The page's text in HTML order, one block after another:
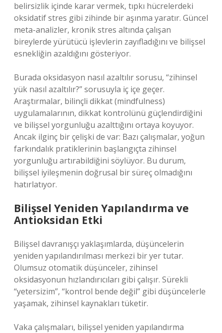
belirsizlik içinde karar vermek, tıpkı hücrelerdeki
oksidatif stres gibi zihinde bir aşınma yaratır. Güncel
meta-analizler, kronik stres altında çalışan
bireylerde yürütücü işlevlerin zayıfladığını ve bilişsel
esnekliğin azaldığını gösteriyor.
Burada oksidasyon nasıl azaltılır sorusu, “zihinsel
yük nasıl azaltılır?” sorusuyla iç içe geçer.
Araştırmalar, bilinçli dikkat (mindfulness)
uygulamalarının, dikkat kontrolünü güçlendirdiğini
ve bilişsel yorgunluğu azalttığını ortaya koyuyor.
Ancak ilginç bir çelişki de var: Bazı çalışmalar, yoğun
farkındalık pratiklerinin başlangıçta zihinsel
yorgunluğu artırabildiğini söylüyor. Bu durum,
bilişsel iyileşmenin doğrusal bir süreç olmadığını
hatırlatıyor.
Bilişsel Yeniden Yapılandırma ve
Antioksidan Etki
Bilişsel davranışçı yaklaşımlarda, düşüncelerin
yeniden yapılandırılması merkezi bir yer tutar.
Olumsuz otomatik düşünceler, zihinsel
oksidasyonun hızlandırıcıları gibi çalışır. Sürekli
“yetersizim”, “kontrol bende değil” gibi düşüncelerle
yaşamak, zihinsel kaynakları tüketir.
Vaka çalışmaları, bilişsel yeniden yapılandırma